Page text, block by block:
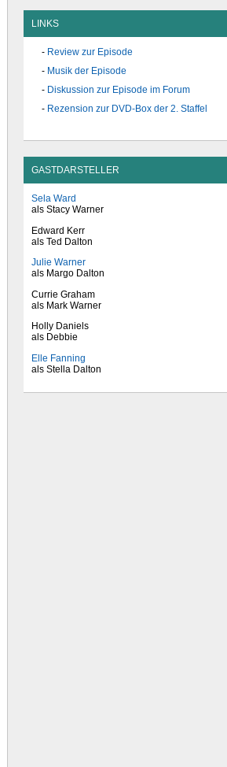
LINKS
Review zur Episode
Musik der Episode
Diskussion zur Episode im Forum
Rezension zur DVD-Box der 2. Staffel
GASTDARSTELLER
Sela Ward
als Stacy Warner
Edward Kerr
als Ted Dalton
Julie Warner
als Margo Dalton
Currie Graham
als Mark Warner
Holly Daniels
als Debbie
Elle Fanning
als Stella Dalton